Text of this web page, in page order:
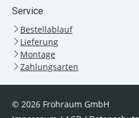
Service
Bestellablauf
Lieferung
Montage
Zahlungsarten
© 2026 Frohraum GmbH